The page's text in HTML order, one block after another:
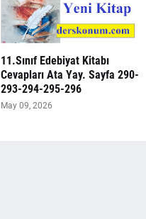
11.Sınıf Edebiyat Kitabı
Cevapları Ata Yay. Sayfa 290-
293-294-295-296
May 09, 2026